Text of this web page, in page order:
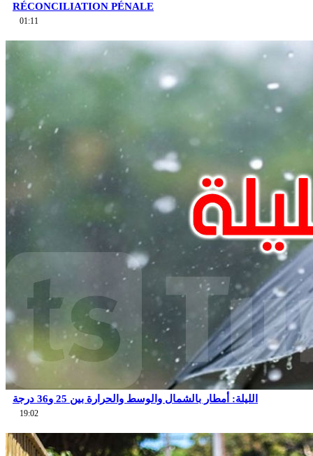
RÉCONCILIATION PÉNALE
01:11
الليلة: أمطار بالشمال والوسط والحرارة بين 25 و36 درجة
19:02